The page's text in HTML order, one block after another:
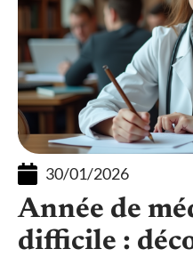
30/01/2026
Année de
difficile :